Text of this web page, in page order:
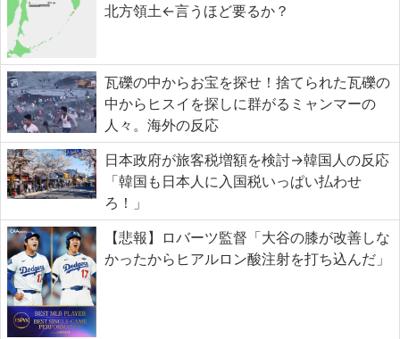
北方領土←言うほど要るか？
瓦礫の中からお宝を探せ！捨てられた瓦礫の
中からヒスイを探しに群がるミャンマーの
人々。海外の反応
日本政府が旅客税増額を検討→韓国人の反応
「韓国も日本人に入国税いっぱい払わせ
ろ！」
【悲報】ロバーツ監督「大谷の膝が改善しな
かったからヒアルロン酸注射を打ち込んだ」